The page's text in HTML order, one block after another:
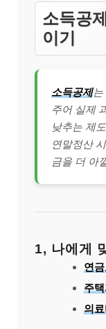
소득공
이기
소득공제는
주어 실제
낮추는 제
연말정산
금을 더 아
1, 나에게
연
주
의